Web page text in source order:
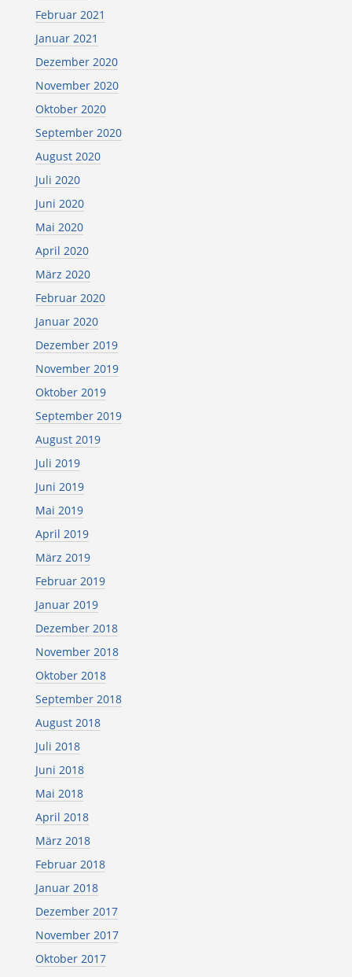
Februar 2021
Januar 2021
Dezember 2020
November 2020
Oktober 2020
September 2020
August 2020
Juli 2020
Juni 2020
Mai 2020
April 2020
März 2020
Februar 2020
Januar 2020
Dezember 2019
November 2019
Oktober 2019
September 2019
August 2019
Juli 2019
Juni 2019
Mai 2019
April 2019
März 2019
Februar 2019
Januar 2019
Dezember 2018
November 2018
Oktober 2018
September 2018
August 2018
Juli 2018
Juni 2018
Mai 2018
April 2018
März 2018
Februar 2018
Januar 2018
Dezember 2017
November 2017
Oktober 2017